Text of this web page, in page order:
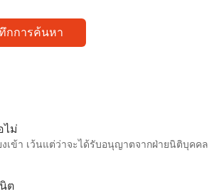
กการค้นหา
ไม่
เข้า เว้นแต่ว่าจะได้รับอนุญาตจากฝ่ายนิติบุคคล
ต